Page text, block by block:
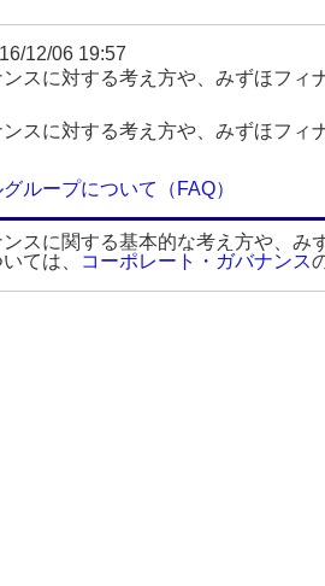
12/06 19:57
スに対する考え方や、みずほフ
スに対する考え方や、みずほフ
ループについて（FAQ）
スに関する基本的な考え方や、
ては、
コーポレート・ガバナンス